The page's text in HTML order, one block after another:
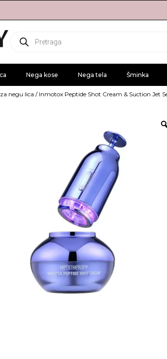
Products
search
Nega kose Nega tela Šminka
negu lica / Inmotox Peptide Shot Cream & Suction Jet